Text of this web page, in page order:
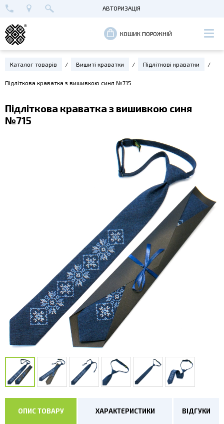
+38 (096) 652-89-00
МАЙСТЕРНЯ В КИЄВІ АВТОРИЗАЦІЯ
РЕЄСТРАЦІЯ
КОШИК ПОРОЖНІЙ
Каталог товарів Вишиті краватки Підліткові краватки
Підліткова краватка з вишивкою синя №715
Підліткова краватка з вишивкою синя
№715
ОПИС ТОВАРУ ХАРАКТЕРИСТИКИ ВІДГУКИ